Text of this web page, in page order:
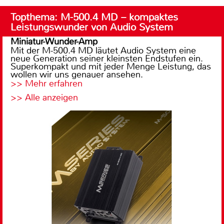
Topthema: M-500.4 MD – kompaktes
Leistungswunder von Audio System
Miniatur-Wunder-Amp
Mit der M-500.4 MD läutet Audio System eine
neue Generation seiner kleinsten Endstufen ein.
Superkompakt und mit jeder Menge Leistung, das
wollen wir uns genauer ansehen.
>> Mehr erfahren
>> Alle anzeigen